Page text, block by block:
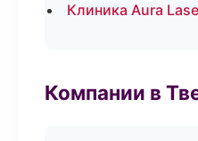
Клиника Aura
Компании в